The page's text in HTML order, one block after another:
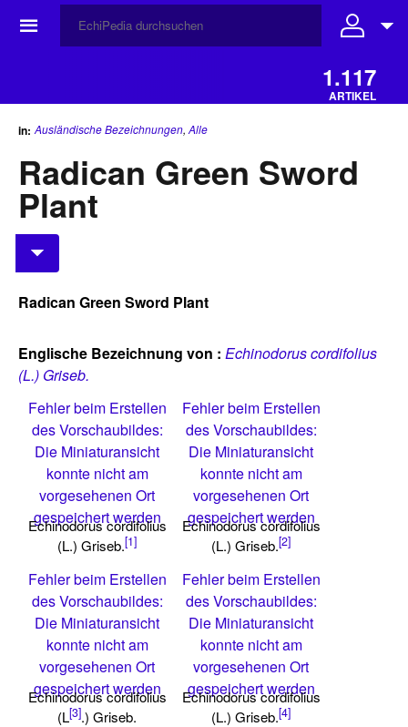
☰
1.117
ARTIKEL
in: Ausländische Bezeichnungen, Alle
Radican Green Sword
Plant
Radican Green Sword Plant
Englische Bezeichnung von : Echinodorus cordifolius
(L.) Griseb.
Fehler beim Erstellen
des Vorschaubildes:
Die Miniaturansicht
konnte nicht am
vorgesehenen Ort
gespeichert werden
Echinodorus cordifolius
(L.) Griseb.[1]
Fehler beim Erstellen
des Vorschaubildes:
Die Miniaturansicht
konnte nicht am
vorgesehenen Ort
gespeichert werden
Echinodorus cordifolius
(L.) Griseb.[2]
Fehler beim Erstellen
des Vorschaubildes:
Die Miniaturansicht
konnte nicht am
vorgesehenen Ort
gespeichert werden
Echinodorus cordifolius
(L[3].) Griseb.
Fehler beim Erstellen
des Vorschaubildes:
Die Miniaturansicht
konnte nicht am
vorgesehenen Ort
gespeichert werden
Echinodorus cordifolius
(L.) Griseb.[4]